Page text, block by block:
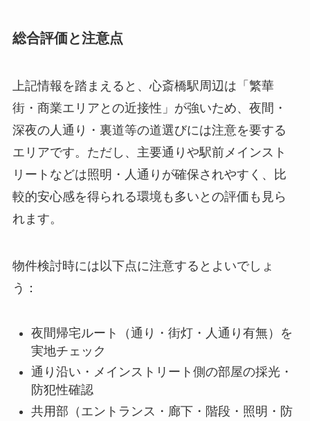
総合評価と注意点
上記情報を踏まえると、心斎橋駅周辺は「繁華
街・商業エリアとの近接性」が強いため、夜間・
深夜の人通り・裏道等の道選びには注意を要する
エリアです。ただし、主要通りや駅前メインスト
リートなどは照明・人通りが確保されやすく、比
較的安心感を得られる環境も多いとの評価も見ら
れます。
物件検討時には以下点に注意するとよいでしょ
う：
夜間帰宅ルート（通り・街灯・人通り有無）を
実地チェック
通り沿い・メインストリート側の部屋の採光・
防犯性確認
共用部（エントランス・廊下・階段・照明・防